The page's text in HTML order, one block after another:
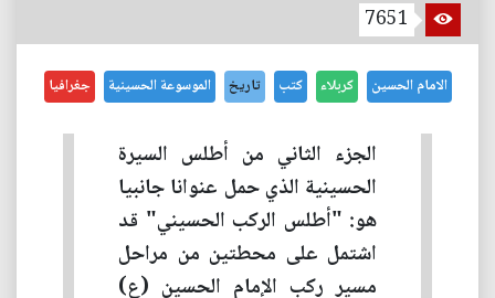
7651
الامام الحسين كربلاء كتب تاريخ الموسوعة الحسينية جغرافيا
الجزء الثاني من أطلس السيرة
الحسينية الذي حمل عنوانا جانبيا
هو: "أطلس الركب الحسيني" قد
اشتمل على محطتين من مراحل
مسير ركب الإمام الحسين (ع)